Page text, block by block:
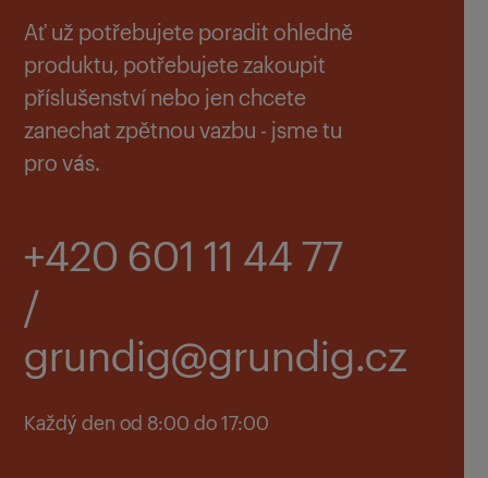
Ať už potřebujete poradit ohledně
produktu, potřebujete zakoupit
příslušenství nebo jen chcete
zanechat zpětnou vazbu - jsme tu
pro vás.
+420 601 11 44 77
/
grundig@grundig.cz
Každý den od 8:00 do 17:00